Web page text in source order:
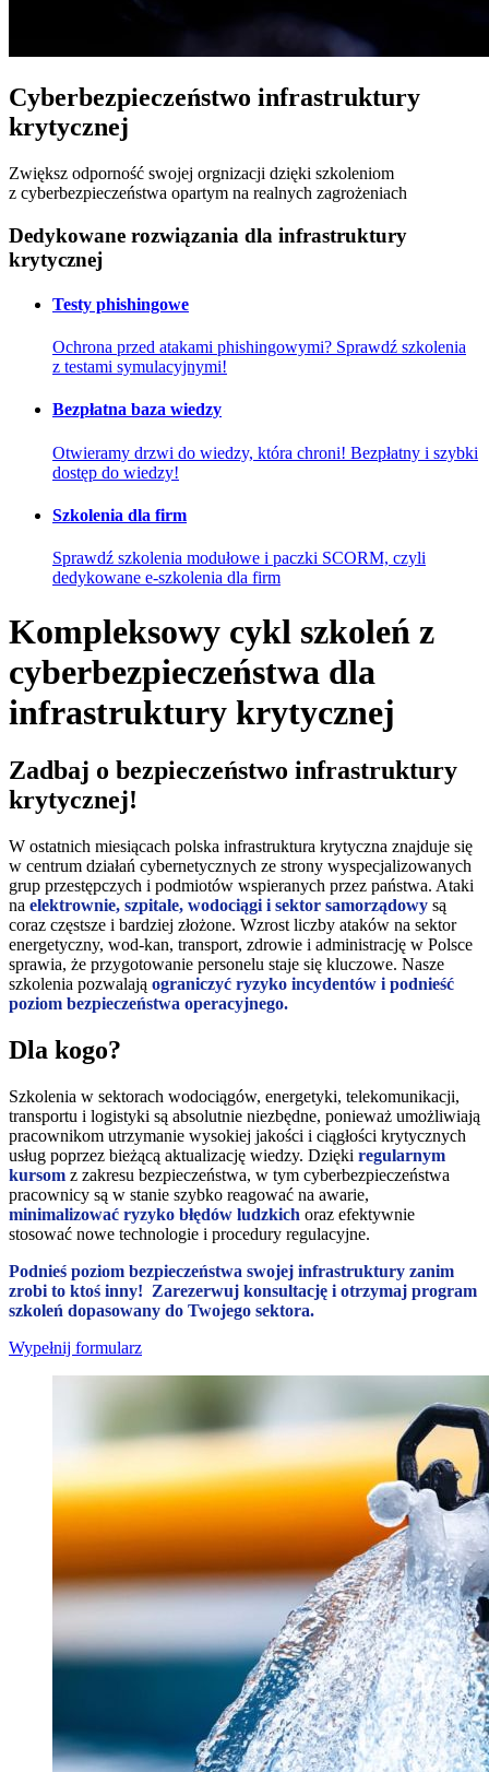
Cyberbezpieczeństwo infrastruktury
krytycznej
Zwiększ odporność swojej orgnizacji dzięki szkoleniom
z cyberbezpieczeństwa opartym na realnych zagrożeniach
Dedykowane rozwiązania dla infrastruktury
krytycznej
Testy phishingowe
Ochrona przed atakami phishingowymi? Sprawdź szkolenia
z testami symulacyjnymi!
Bezpłatna baza wiedzy
Otwieramy drzwi do wiedzy, która chroni! Bezpłatny i szybki
dostęp do wiedzy!
Szkolenia dla firm
Sprawdź szkolenia modułowe i paczki SCORM, czyli
dedykowane e-szkolenia dla firm
Kompleksowy cykl szkoleń z
cyberbezpieczeństwa dla
infrastruktury krytycznej
Zadbaj o bezpieczeństwo infrastruktury
krytycznej!
W ostatnich miesiącach polska infrastruktura krytyczna znajduje się
w centrum działań cybernetycznych ze strony wyspecjalizowanych
grup przestępczych i podmiotów wspieranych przez państwa. Ataki
na elektrownie, szpitale, wodociągi i sektor samorządowy są
coraz częstsze i bardziej złożone. Wzrost liczby ataków na sektor
energetyczny, wod-kan, transport, zdrowie i administrację w Polsce
sprawia, że przygotowanie personelu staje się kluczowe. Nasze
szkolenia pozwalają ograniczyć ryzyko incydentów i podnieść
poziom bezpieczeństwa operacyjnego.
Dla kogo?
Szkolenia w sektorach wodociągów, energetyki, telekomunikacji,
transportu i logistyki są absolutnie niezbędne, ponieważ umożliwiają
pracownikom utrzymanie wysokiej jakości i ciągłości krytycznych
usług poprzez bieżącą aktualizację wiedzy. Dzięki regularnym
kursom z zakresu bezpieczeństwa, w tym cyberbezpieczeństwa
pracownicy są w stanie szybko reagować na awarie,
minimalizować ryzyko błędów ludzkich oraz efektywnie
stosować nowe technologie i procedury regulacyjne.
Podnieś poziom bezpieczeństwa swojej infrastruktury zanim
zrobi to ktoś inny! Zarezerwuj konsultację i otrzymaj program
szkoleń dopasowany do Twojego sektora.
Wypełnij formularz